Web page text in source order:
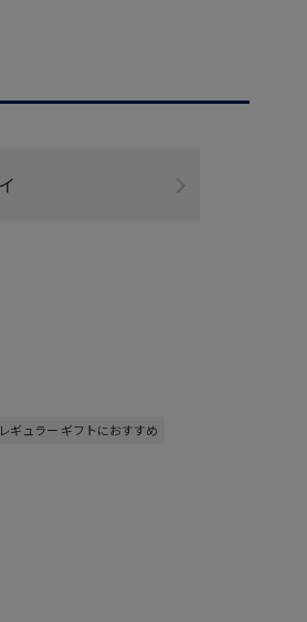
ギュラー ギフトにおすすめ